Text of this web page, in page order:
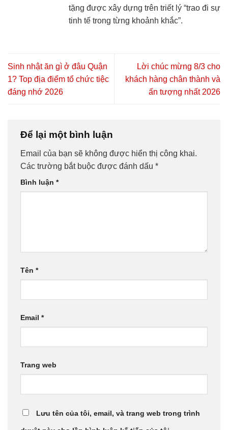
tặng được xây dựng trên triết lý “trao đi sự
tinh tế trong từng khoảnh khắc”.
Sinh nhật ăn gì ở đâu Quận
1? Top địa điểm tổ chức tiệc
đáng nhớ 2026
Lời chúc mừng 8/3 cho
khách hàng chân thành và
ấn tượng nhất 2026
Để lại một bình luận
Email của bạn sẽ không được hiển thị công khai.
Các trường bắt buộc được đánh dấu *
Bình luận *
Tên *
Email *
Trang web
Lưu tên của tôi, email, và trang web trong trình